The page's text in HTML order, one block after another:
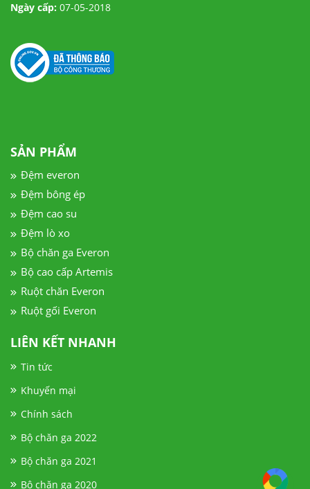
Ngày cấp: 07-05-2018
SẢN PHẨM
Đệm everon
Đệm bông ép
Đệm cao su
Đệm lò xo
Bộ chăn ga Everon
Bộ cao cấp Artemis
Ruột chăn Everon
Ruột gối Everon
LIÊN KẾT NHANH
Tin tức
Khuyến mại
Chính sách
Bộ chăn ga 2022
Bộ chăn ga 2021
Bộ chăn ga 2020